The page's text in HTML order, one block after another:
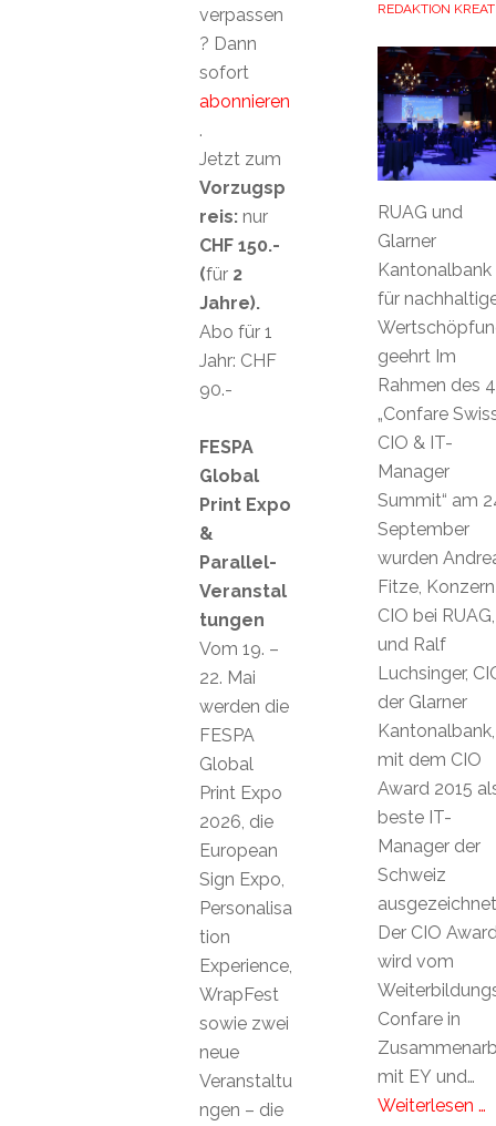
REDAKTION
RUAG und
Glarner
Kantonalbank
für
geehrt Im
Rahmen des
„Confare
CIO & IT-
Manager
Summit“ am
September
wurden
Fitze,
CIO bei RUAG,
und Ralf
Luchsinger,
der Glarner
Kantonalbank,
mit dem CIO
Award 2015
beste IT-
Manager der
Schweiz
Der CIO
wird vom
Confare in
mit EY und…
Weiterlesen …
verpassen
? Dann
sofort
abonnieren
.
Jetzt zum
Vorzugsp
reis: nur
CHF 150.-
(für 2
Jahre).
Abo für 1
Jahr: CHF
90.-
FESPA
Global
Print Expo
&
Parallel-
Veranstal
tungen
Vom 19. –
22. Mai
werden die
FESPA
Global
Print Expo
2026, die
European
Sign Expo,
Personalisa
tion
Experience,
WrapFest
sowie zwei
neue
Veranstaltu
ngen – die